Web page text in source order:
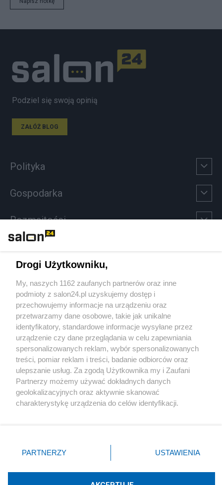
Podziel się swoją opinią
ZAŁÓŻ BLOG
Polityka
Gospodarka
Rozmaitości
Sport
Społeczeństwo
Kultura
X Facebook Instagram Youtube
Drogi Użytkowniku,
My, naszych 1162 zaufanych partnerów oraz inne
podmioty z salon24.pl uzyskujemy dostęp i
przechowujemy informacje na urządzeniu oraz
przetwarzamy dane osobowe, takie jak unikalne
identyfikatory, standardowe informacje wysyłane przez
urządzenie czy dane przeglądania w celu zapewniania
spersonalizowanych reklam, wybór spersonalizowanych
treści, pomiar reklam i treści, badanie odbiorców oraz
ulepszanie usług. Za zgodą Użytkownika my i Zaufani
Partnerzy możemy używać dokładnych danych
geolokalizacyjnych oraz aktywnie skanować
charakterystykę urządzenia do celów identyfikacji.
zmienić/wycofać klikając przycisk ustawień prywatności
znajdujący się w lewym dolnym rogu strony
rodzaje przetwarzania danych nie wymagają zgody
użytkownika, ale masz prawo sprzeciwić się takiemu
PARTNERZY USTAWIENIA